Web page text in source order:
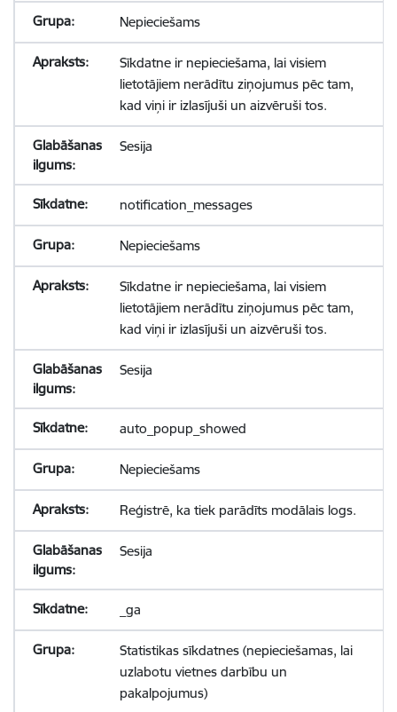
Nepieciešams
Sīkdatne ir nepieciešama, lai visiem
lietotājiem nerādītu ziņojumus pēc tam,
kad viņi ir izlasījuši un aizvēruši tos.
Sesija
notification_messages
Nepieciešams
Sīkdatne ir nepieciešama, lai visiem
lietotājiem nerādītu ziņojumus pēc tam,
kad viņi ir izlasījuši un aizvēruši tos.
Sesija
auto_popup_showed
Nepieciešams
Reģistrē, ka tiek parādīts modālais logs.
Sesija
_ga
Statistikas sīkdatnes (nepieciešamas, lai
uzlabotu vietnes darbību un
pakalpojumus)